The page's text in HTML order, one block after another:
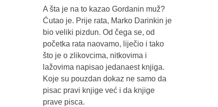
A šta je na to kazao Gordanin muž?
Ćutao je. Prije rata, Marko Darinkin je
bio veliki pizdun. Od čega se, od
početka rata naovamo, liječio i tako
što je o zlikovcima, nitkovima i
lažovima napisao jedanaest knjiga.
Koje su pouzdan dokaz ne samo da
pisac pravi knjige već i da knjige
prave pisca.